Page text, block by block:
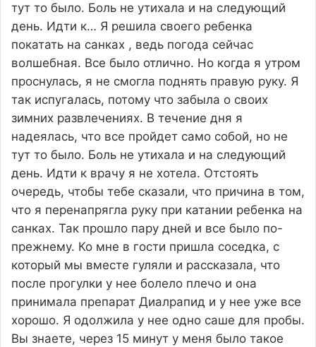
тут то было. Боль не утихала и на следующий
день. Идти к… Я решила своего ребенка
покатать на санках , ведь погода сейчас
волшебная. Все было отлично. Но когда я утром
проснулась, я не смогла поднять правую руку. Я
так испугалась, потому что забыла о своих
зимних развлечениях. В течение дня я
надеялась, что все пройдет само собой, но не
тут то было. Боль не утихала и на следующий
день. Идти к врачу я не хотела. Отстоять
очередь, чтобы тебе сказали, что причина в том,
что я перенапрягла руку при катании ребенка на
санках. Так прошло пару дней и все было по-
прежнему. Ко мне в гости пришла соседка, с
который мы вместе гуляли и рассказала, что
после прогулки у нее болело плечо и она
принимала препарат Диалрапид и у нее уже все
хорошо. Я одолжила у нее одно саше для пробы.
Вы знаете, через 15 минут у меня было такое